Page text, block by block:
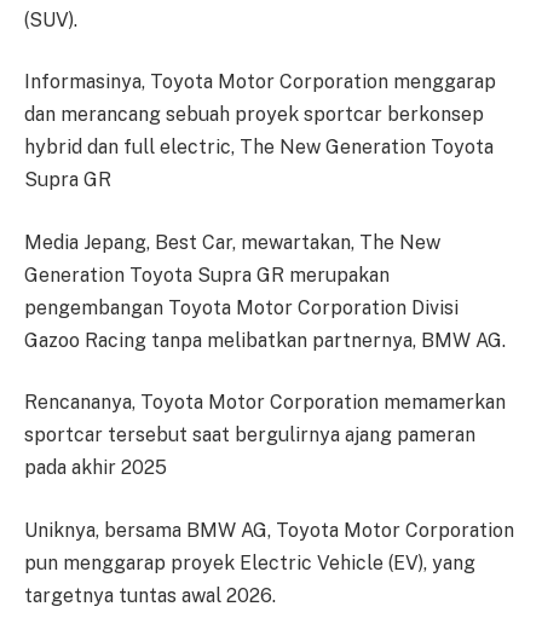
(SUV).
Informasinya, Toyota Motor Corporation menggarap
dan merancang sebuah proyek sportcar berkonsep
hybrid dan full electric, The New Generation Toyota
Supra GR
Media Jepang, Best Car, mewartakan, The New
Generation Toyota Supra GR merupakan
pengembangan Toyota Motor Corporation Divisi
Gazoo Racing tanpa melibatkan partnernya, BMW AG.
Rencananya, Toyota Motor Corporation memamerkan
sportcar tersebut saat bergulirnya ajang pameran
pada akhir 2025
Uniknya, bersama BMW AG, Toyota Motor Corporation
pun menggarap proyek Electric Vehicle (EV), yang
targetnya tuntas awal 2026.